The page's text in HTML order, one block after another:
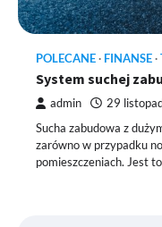
POLECANE FINANSE
System suchej
admin 29
Sucha zabudowa z
zarówno w przypadku
pomieszczeniach. Jest